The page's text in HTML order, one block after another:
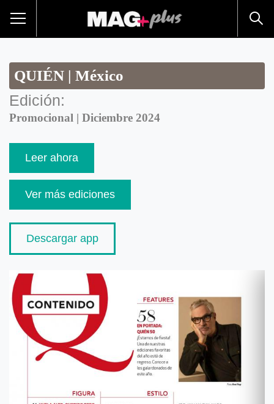
QUIÉN | México
Edición:
Promocional | Diciembre 2024
Leer ahora
Ver más ediciones
Descargar app